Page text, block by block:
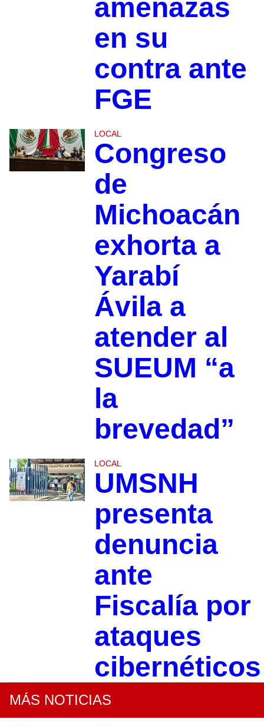
amenazas
en su
contra ante
FGE
LOCAL
Congreso
de
Michoacán
exhorta a
Yarabí
Ávila a
atender al
SUEUM “a
la
brevedad”
LOCAL
UMSNH
presenta
denuncia
ante
Fiscalía por
ataques
cibernéticos
MÁS NOTICIAS